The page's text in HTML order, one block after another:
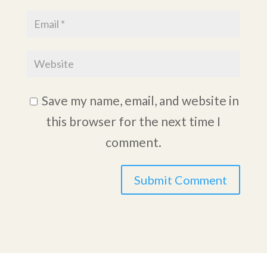
Save my name, email, and website in
this browser for the next time I
comment.